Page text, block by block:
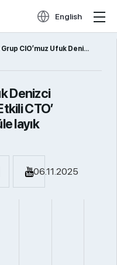
English
Ufuk Denizci Fortune Türkiye’nin ‘En Etkili CTO’ listesinde yer alarak ödüle layı...
Denizci
CTO’
layık
06.11.2025